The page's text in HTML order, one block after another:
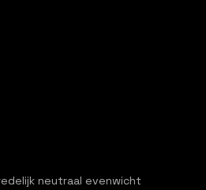
neutraal evenwicht